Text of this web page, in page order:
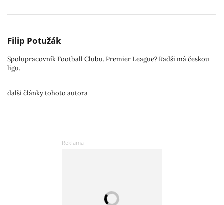
Filip Potužák
Spolupracovník Football Clubu. Premier League? Radši má českou
ligu.
další články tohoto autora